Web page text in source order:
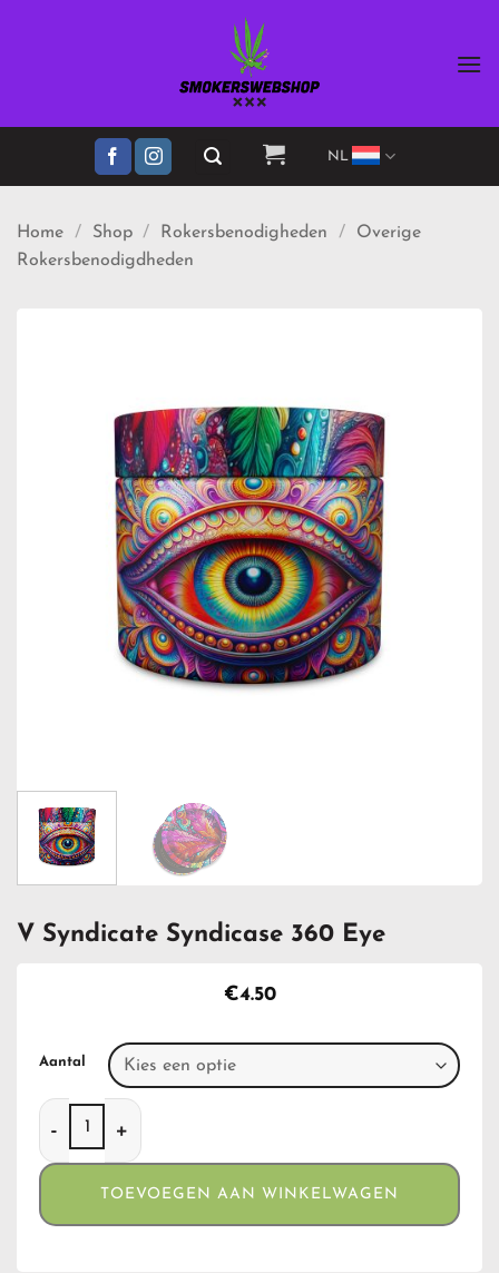
NL
Home / Shop / Rokersbenodigheden /
Overige
Rokersbenodigdheden
V Syndicate Syndicase 360 Eye
€4.50
Aantal
V Syndicate Syndicase 360 Eye aantal
TOEVOEGEN AAN WINKELWAGEN